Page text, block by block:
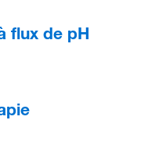
flux de pH